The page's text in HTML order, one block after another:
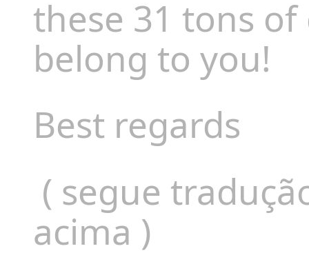
these 31 tons
belong to you!
Best regards
( segue
acima )